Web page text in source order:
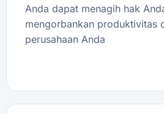
Anda dapat menagih hak
mengorbankan produktivitas
perusahaan Anda